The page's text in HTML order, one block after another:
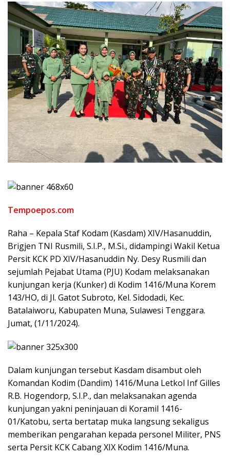
Tempoepos.com
Raha – Kepala Staf Kodam (Kasdam) XIV/Hasanuddin,
Brigjen TNI Rusmili, S.I.P., M.Si., didampingi Wakil Ketua
Persit KCK PD XIV/Hasanuddin Ny. Desy Rusmili dan
sejumlah Pejabat Utama (PJU) Kodam melaksanakan
kunjungan kerja (Kunker) di Kodim 1416/Muna Korem
143/HO, di Jl. Gatot Subroto, Kel. Sidodadi, Kec.
Batalaiworu, Kabupaten Muna, Sulawesi Tenggara.
Jumat, (1/11/2024).
Dalam kunjungan tersebut Kasdam disambut oleh
Komandan Kodim (Dandim) 1416/Muna Letkol Inf Gilles
R.B. Hogendorp, S.I.P., dan melaksanakan agenda
kunjungan yakni peninjauan di Koramil 1416-
01/Katobu, serta bertatap muka langsung sekaligus
memberikan pengarahan kepada personel Militer, PNS
serta Persit KCK Cabang XIX Kodim 1416/Muna.